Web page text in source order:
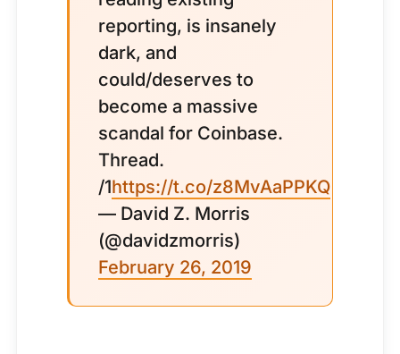
reporting, is insanely
dark, and
could/deserves to
become a massive
scandal for Coinbase.
Thread.
/1https://t.co/z8MvAaPPKQ
— David Z. Morris
(@davidzmorris)
February 26, 2019